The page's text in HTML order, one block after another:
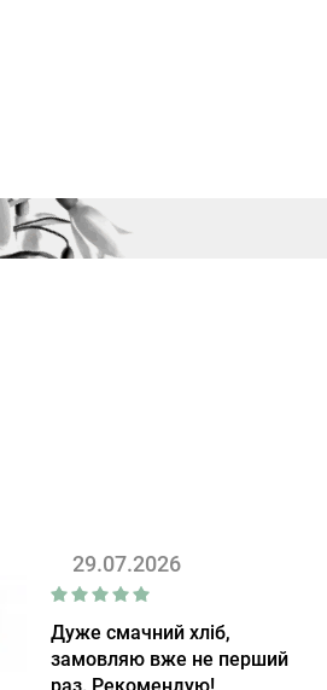
29.07.2026
Дуже смачний хліб,
замовляю вже не перший